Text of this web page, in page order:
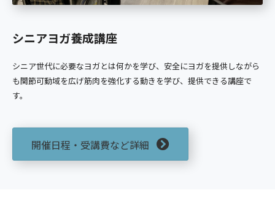
シニアヨガ養成講座
シニア世代に必要なヨガとは何かを学び、安全にヨガを提供しながら
も関節可動域を広げ筋肉を強化する動きを学び、提供できる講座で
す。
開催日程・受講費など詳細